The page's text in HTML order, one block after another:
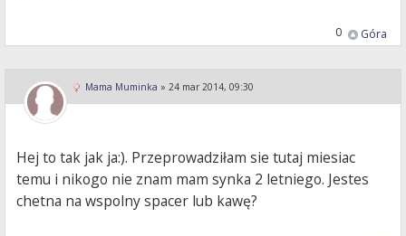
Góra
0
Mama Muminka » 24 mar 2014, 09:30
Hej to tak jak ja:). Przeprowadziłam sie tutaj miesiac
temu i nikogo nie znam mam synka 2 letniego. Jestes
chetna na wspolny spacer lub kawę?